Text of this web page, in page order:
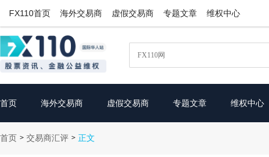
FX110首页 海外交易商 虚假交易商 专题文章 维权中心
首页 海外交易商 虚假交易商 专题文章 维权中心
首页 > 交易商汇评 > 正文